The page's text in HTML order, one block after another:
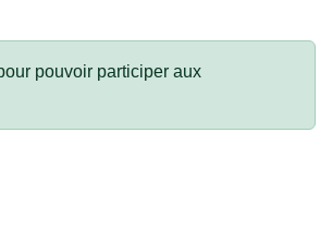
pouvoir participer aux